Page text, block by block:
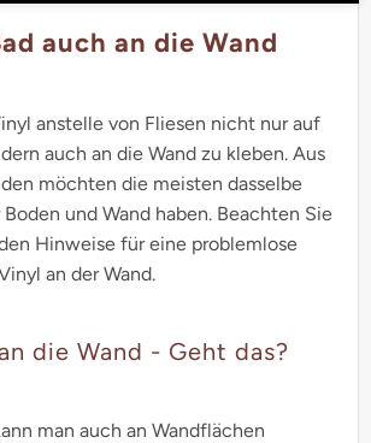
auch an die Wand
anstelle von Fliesen nicht nur auf
auch an die Wand zu kleben. Aus
möchten die meisten dasselbe
und Wand haben. Beachten Sie
Hinweise für eine problemlose
an der Wand.
die Wand - Geht das?
man auch an Wandflächen